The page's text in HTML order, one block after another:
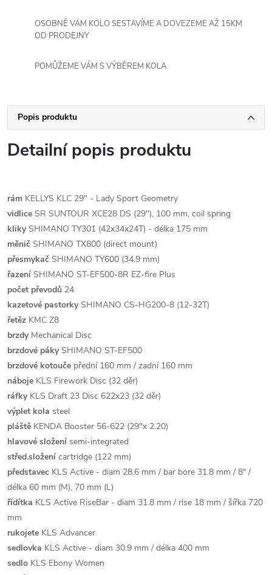
OSOBNĚ VÁM KOLO SESTAVÍME A DOVEZEME AŽ 15KM
OD PRODEJNY
POMŮŽEME VÁM S VÝBĚREM KOLA
Popis produktu
Detailní popis produktu
rám KELLYS KLC 29" - Lady Sport Geometry
vidlice SR SUNTOUR XCE28 DS (29"), 100 mm, coil spring
klikySHIMANO TY301 (42x34x24T) - délka 175 mm
měnič SHIMANO TX800 (direct mount)
přesmykač SHIMANO TY600 (34.9 mm)
řazení SHIMANO ST-EF500-8R EZ-fire Plus
počet převodů 24
kazetové pastorkySHIMANO CS-HG200-8 (12-32T)
řetěz KMC Z8
brzdyMechanical Disc
brzdové pákySHIMANO ST-EF500
brzdové kotouče přední 160 mm / zadní 160 mm
náboje KLS Firework Disc (32 děr)
ráfkyKLS Draft 23 Disc 622x23 (32 děr)
výplet kola steel
pláště KENDA Booster 56-622 (29"x 2.20)
hlavové složení semi-integrated
střed.složení cartridge (122 mm)
představec KLS Active - diam 28.6 mm / bar bore 31.8 mm / 8° /
délka 60 mm (M), 70 mm (L)
řídítka KLS Active RiseBar - diam 31.8 mm / rise 18 mm / šířka 720
mm
rukojete KLS Advancer
sedlovka KLS Active - diam 30.9 mm / délka 400 mm
sedlo KLS Ebony Women